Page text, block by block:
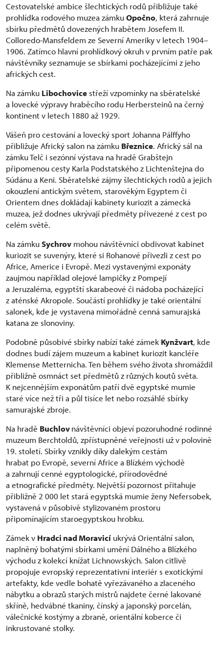
Cestovatelské ambice šlechtických rodů přibližuje také
prohlídka rodového muzea zámkuOpočno, která zahrnuje
sbírku předmětů dovezených hrabětem Josefem II.
Colloredo-Mansfeldem ze Severní Ameriky v letech 1904–
1906. Zatímco hlavní prohlídkový okruh v prvním patře pak
návštěvníky seznamuje se sbírkami pocházejícími z jeho
afrických cest.
Na zámku Libochovice střeží vzpomínky na sběratelské
a lovecké výpravy hraběcího rodu Herbersteinů na černý
kontinent v letech 1880 až 1929.
Vášeň pro cestování a lovecký sport Johanna Pálffyho
přibližuje Africký salon na zámku Březnice. Africký sál na
zámku Telč i sezónní výstava na hradě Grabštejn
připomenou cesty Karla Podstatského z Lichtenštejna do
Súdánu a Keni. Sběratelské zájmy šlechtických rodů a jejich
okouzlení antickým světem, starověkým Egyptem či
Orientem dnes dokládají kabinety kuriozit a zámecká
muzea, jež dodnes ukrývají předměty přivezené z cest po
celém světě.
Na zámkuSychrov mohou návštěvníci obdivovat kabinet
kuriozit se suvenýry, které si Rohanové přivezli z cest po
Africe, Americe i Evropě. Mezi vystavenými exponáty
zaujmou například olejové lampičky z Pompejí
a Jeruzaléma, egyptští skarabeové či nádoba pocházející
z aténské Akropole. Součástí prohlídky je také orientální
salonek, kde je vystavena mimořádně cenná samurajská
katana ze slonoviny.
Podobně působivé sbírky nabízí také zámek Kynžvart, kde
dodnes budí zájem muzeum a kabinet kuriozit kancléře
Klemense Metternicha. Ten během svého života shromáždil
přibližně osmnáct set předmětů z různých koutů světa.
K nejcennějším exponátům patří dvě egyptské mumie
staré více než tři a půl tisíce let nebo rozsáhlé sbírky
samurajské zbroje.
Na hradě Buchlovnávštěvníci objeví pozoruhodné rodinné
muzeum Berchtoldů, zpřístupněné veřejnosti už v polovině
19. století. Sbírky vznikly díky dalekým cestám
hrabat po Evropě, severní Africe a Blízkém východě
a zahrnují cenné egyptologické, přírodovědné
a etnografické předměty. Největší pozornost přitahuje
přibližně 2 000 let stará egyptská mumie ženy Nefersobek,
vystavená v působivě stylizovaném prostoru
připomínajícím staroegyptskou hrobku.
Zámek v Hradci nad Moravicí ukrývá Orientální salon,
naplněný bohatými sbírkami umění Dálného a Blízkého
východu z kolekcí knížat Lichnowských. Salon citlivě
propojuje evropský reprezentativní interiér s exotickými
artefakty, kde vedle bohatě vyřezávaného a zlaceného
nábytku a obrazů starých mistrů najdete černé lakované
skříně, hedvábné tkaniny, čínský a japonský porcelán,
válečnické kostýmy a zbraně, orientální koberce či
inkrustované stolky.